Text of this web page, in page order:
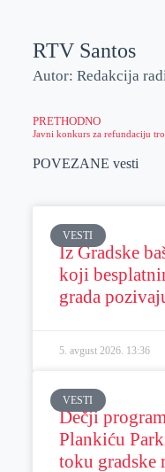
RTV Santos
Autor: Redakcija
PRETHODNO
POVEZANE vesti
VESTI
Iz Gradske
koji
grada
5. avgust 2026. 13:36
VESTI
Dečji
Plankiću
toku gradske